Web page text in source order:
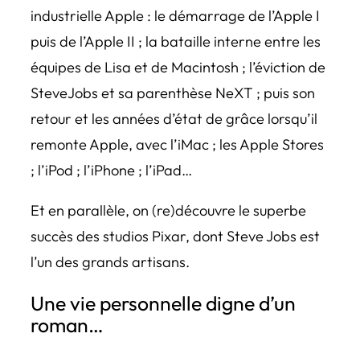
industrielle Apple : le démarrage de l’Apple I
puis de l’Apple II ; la bataille interne entre les
équipes de Lisa et de Macintosh ; l’éviction de
SteveJobs et sa parenthèse NeXT ; puis son
retour et les années d’état de grâce lorsqu’il
remonte Apple, avec l’iMac ; les Apple Stores
; l’iPod ; l’iPhone ; l’iPad…
Et en parallèle, on (re)découvre le superbe
succès des studios Pixar, dont Steve Jobs est
l’un des grands artisans.
Une vie personnelle digne d’un
roman…